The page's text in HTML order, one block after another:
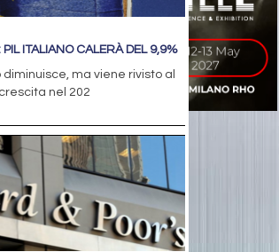
ITALIANO CALERÀ DEL 9,9%
diminuisce, ma viene rivisto al
nel 202